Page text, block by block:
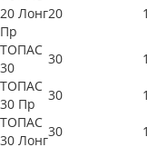
20 Лонг
Пр
20
ТОПАС
30
30
ТОПАС
30 Пр
30
ТОПАС
30 Лонг
30